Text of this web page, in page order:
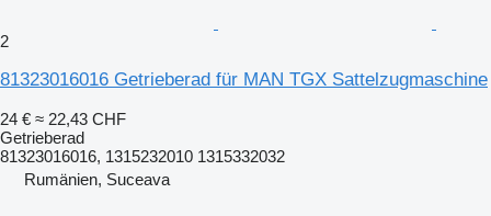
2
81323016016 Getrieberad für MAN TGX Sattelzugmaschine
24 € ≈ 22,43 CHF
Getrieberad
81323016016, 1315232010 1315332032
Rumänien, Suceava